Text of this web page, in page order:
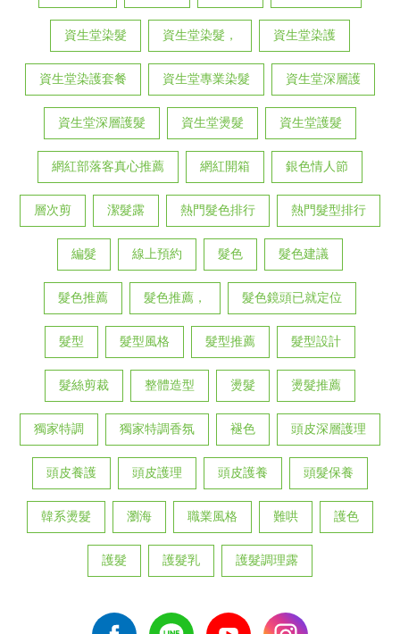
資生堂染髮 資生堂染髮， 資生堂染護
資生堂染護套餐 資生堂專業染髮 資生堂深層護
資生堂深層護髮 資生堂燙髮 資生堂護髮
網紅部落客真心推薦 網紅開箱 銀色情人節
層次剪 潔髮露 熱門髮色排行 熱門髮型排行
編髮 線上預約 髮色 髮色建議
髮色推薦 髮色推薦， 髮色鏡頭已就定位
髮型 髮型風格 髮型推薦 髮型設計
髮絲剪裁 整體造型 燙髮 燙髮推薦
獨家特調 獨家特調香氛 褪色 頭皮深層護理
頭皮養護 頭皮護理 頭皮護養 頭髮保養
韓系燙髮 瀏海 職業風格 難哄 護色
護髮 護髮乳 護髮調理露